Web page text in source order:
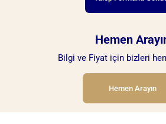
Hemen
Bilgi ve Fiyat için bizleri
Hemen Arayın